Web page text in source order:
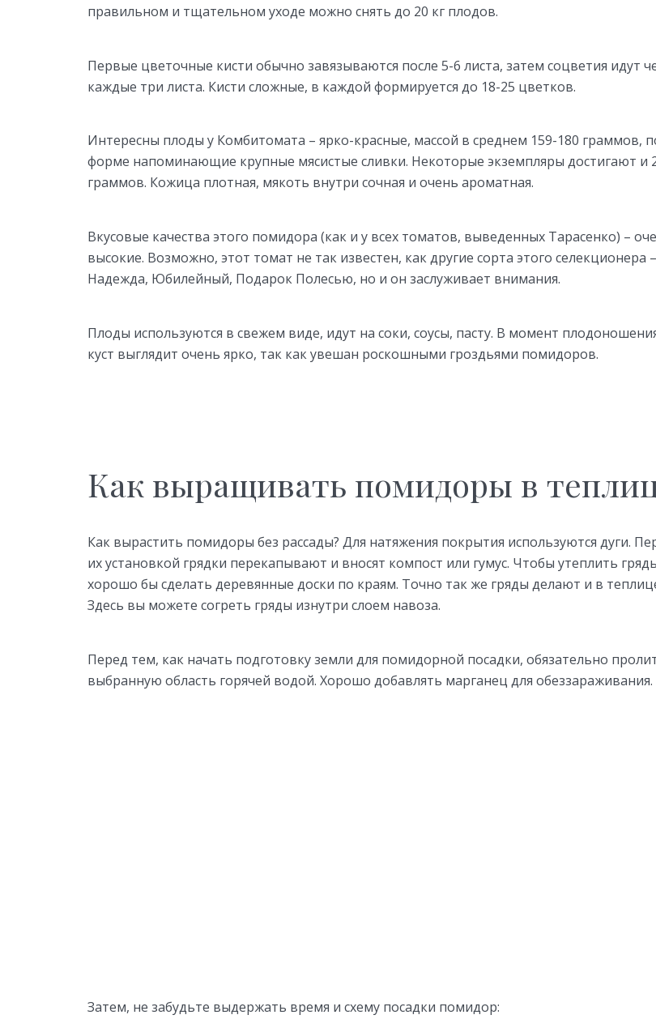
правильном и тщательном уходе можно снять до 20 кг плодов.
Первые цветочные кисти обычно завязываются после 5-6 листа, затем соцветия идут
каждые три листа. Кисти сложные, в каждой формируется до 18-25 цветков.
Интересны плоды у Комбитомата – ярко-красные, массой в среднем 159-180 граммов,
форме напоминающие крупные мясистые сливки. Некоторые экземпляры достигают и
граммов. Кожица плотная, мякоть внутри сочная и очень ароматная.
Вкусовые качества этого помидора (как и у всех томатов, выведенных Тарасенко) –
высокие. Возможно, этот томат не так известен, как другие сорта этого селекционера –
Надежда, Юбилейный, Подарок Полесью, но и он заслуживает внимания.
Плоды используются в свежем виде, идут на соки, соусы, пасту. В момент
куст выглядит очень ярко, так как увешан роскошными гроздьями помидоров.
Как выращивать помидоры в
Как вырастить помидоры без рассады? Для натяжения покрытия используются дуги.
их установкой грядки перекапывают и вносят компост или гумус. Чтобы утеплить
хорошо бы сделать деревянные доски по краям. Точно так же гряды делают и в
Здесь вы можете согреть гряды изнутри слоем навоза.
Перед тем, как начать подготовку земли для помидорной посадки, обязательно
выбранную область горячей водой. Хорошо добавлять марганец для обеззараживания.
Затем, не забудьте выдержать время и схему посадки помидор: